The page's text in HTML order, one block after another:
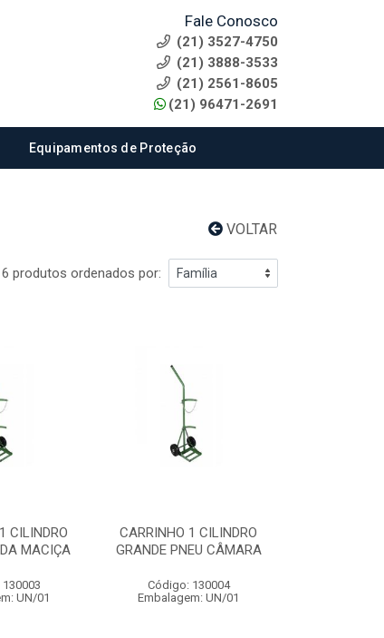
Fale Conosco
(21) 3527-4750
(21) 3888-3533
(21) 2561-8605
(21) 96471-2691
Equipamentos de Proteção
VOLTAR
6 produtos ordenados por:
CILINDRO
MACIÇA
UN/01
CARRINHO 1 CILINDRO
GRANDE PNEU CÂMARA
Código: 130004
Embalagem: UN/01